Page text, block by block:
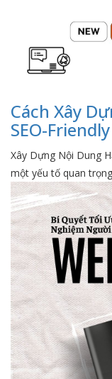
Cách Xây
SEO-
Xây Dựng Nội Dung
một yếu tố quan